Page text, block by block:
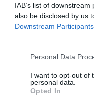
IAB’s list of
also be disclosed by us
Downstream Participants
Personal Data
I want to opt-out of
personal data.
Opted In
Redazione
sempre in prima linea
PIÙ INFORMAZIONI SU